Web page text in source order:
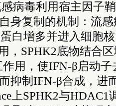
病毒利用宿主因子
身复制的机制：流
白增多并进入细胞
，SPHK2底物结合
用，使IFN-β启动
抑制IFN-β合成，进
上SPHK2与HDAC1